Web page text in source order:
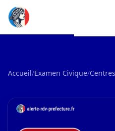
Accueil/Examen Civique/